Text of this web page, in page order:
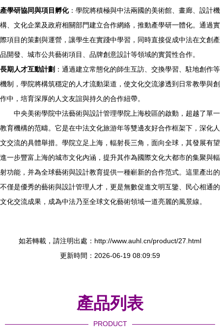
產學研協同與項目孵化：學院將積極與中法兩國的美術館、畫廊、設計機
構、文化企業及政府相關部門建立合作網絡，推動產學研一體化。通過實
際項目的策劃與運營，讓學生在實踐中學習，同時直接促成中法在文創產
品開發、城市公共藝術項目、品牌創意設計等領域的實質性合作。
長期人才互動計劃 ：通過建立常態化的師生互訪、交換學習、駐地創作等
機制，學院將構筑穩定的人才流動渠道，使文化交流滲透到日常教學與創
作中，培育深厚的人文友誼與持久的合作紐帶。
中央美術學院中法藝術與設計管理學院上海校區的啟動，超越了單一
教育機構的范疇。它是在中法文化旅游年等雙邊友好合作框架下，深化人
文交流的具體舉措。學院立足上海，輻射長三角，面向全球，其發展有望
進一步豐富上海的城市文化內涵，提升其作為國際文化大都市的集聚與輻
射功能，并為全球藝術與設計教育提供一種嶄新的合作范式。這里產出的
不僅是優秀的藝術與設計管理人才，更是無數促進文明互鑒、民心相通的
文化交流成果，成為中法乃至全球文化藝術領域一道亮麗的風景線。
如若轉載，請注明出處：http://www.auhl.cn/product/27.html
更新時間：2026-06-19 08:09:59
產品列表
PRODUCT